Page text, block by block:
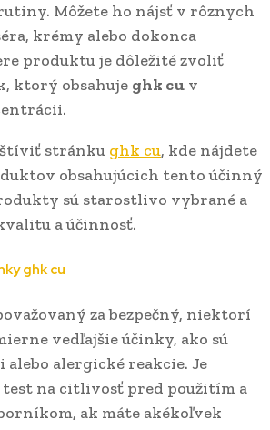
Môžete ho nájsť v rôznych
krémy alebo dokonca
produktu je dôležité zvoliť
ktorý obsahuje ghk cu v
stránku ghk cu, kde nájdete
obsahujúcich tento účinný
sú starostlivo vybrané a
a účinnosť.
ghk cu
za bezpečný, niektorí
vedľajšie účinky, ako sú
alergické reakcie. Je
na citlivosť pred použitím a
ak máte akékoľvek